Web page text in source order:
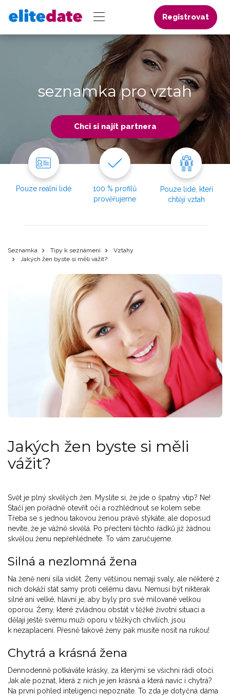
Registrovat
seznamka pro vztah
Chci si najít partnera
Pouze reální lidé
100 % profilů
prověřujeme
Pouze lidé, kteří
chtějí vztah
Seznamka Tipy k seznámení
Vztahy
Jakých žen byste si měli vážit?
Jakých žen byste si měli
vážit?
Svět je plný skvělých žen. Myslíte si, že jde o špatný vtip? Ne!
Stačí jen pořádně otevřít oči a rozhlédnout se kolem sebe.
Třeba se s jednou takovou ženou právě stýkáte, ale doposud
nevíte, že je vážně skvělá. Po přečtení těchto řádků již žádnou
skvělou ženu nepřehlédnete. To vám zaručujeme.
Silná a nezlomná žena
Na ženě není síla vidět. Ženy většinou nemají svaly, ale některé z
nich dokáží stát samy proti celému davu. Nemusí být nikterak
silné ani velké, hlavní je, aby byly pro své milované velkou
oporou. Ženy, které zvládnou obstát v těžké životní situaci a
dělají ještě svému muži oporu v těžkých chvílích, jsou
k nezaplacení. Přesně takové ženy pak musíte nosit na rukou!
Chytrá a krásná žena
Dennodenně potkáváte krásky, za kterými se všichni rádi otočí.
Jak ale poznat, která z nich je jen krásná a která navíc i chytrá?
Na první pohled inteligenci nepoznáte. To zda je dotyčná dáma